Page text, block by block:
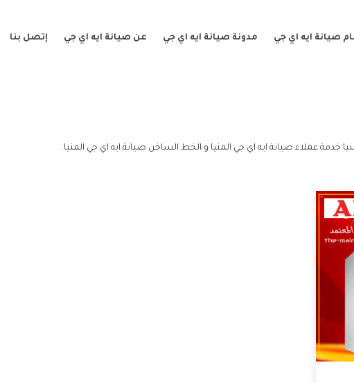
صيانة ايه اي جي مدونة صيانة ايه اي جي عن صيانة ايه اي جي إتصل بنا
خدمة عملاء صيانة ايه اي جي المنيا و الخط الساخن صيانة ايه اي جي المنيا.